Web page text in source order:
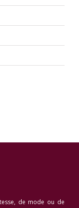
de mode ou de